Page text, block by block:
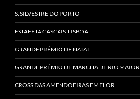
S. SILVESTRE DO PORTO
ESTAFETA CASCAIS-LISBOA
GRANDE PRÉMIO DE NATAL
GRANDE PRÉMIO DE MARCHA DE RIO MAIOR
CROSS DAS AMENDOEIRAS EM FLOR